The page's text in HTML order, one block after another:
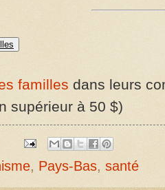
familles dans leurs
supérieur à 50 $)
, Pays-Bas, santé